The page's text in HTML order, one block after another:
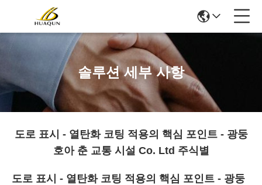
솔루션 세부 사항
도로 표시 - 열탄화 코팅 적용의 핵심 포인트 - 광둥
호아 춘 교통 시설 Co. Ltd 주식별
도로 표시 - 열탄화 코팅 적용의 핵심 포인트 - 광둥